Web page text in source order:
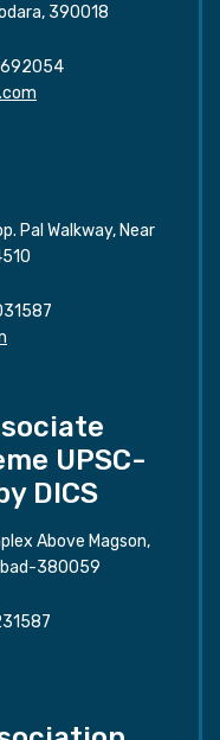
390018
Pal Walkway, Near
UPSC-
DICS
Above Magson,
380059